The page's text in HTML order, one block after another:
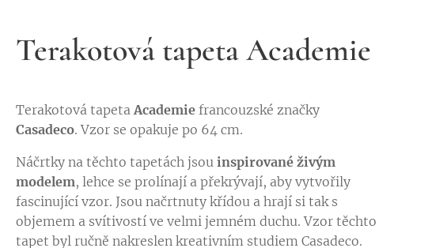
Terakotová tapeta Academie
Terakotová tapetaAcademie francouzské značky
Casadeco. Vzor se opakuje po 64 cm.
Náčrtky na těchto tapetách jsouinspirované živým
modelem, lehce se prolínají a překrývají, aby vytvořily
fascinující vzor. Jsou načrtnuty křídou a hrají si tak s
objemem a svítivostí ve velmi jemném duchu. Vzor těchto
tapet byl ručně nakreslen kreativním studiem Casadeco.